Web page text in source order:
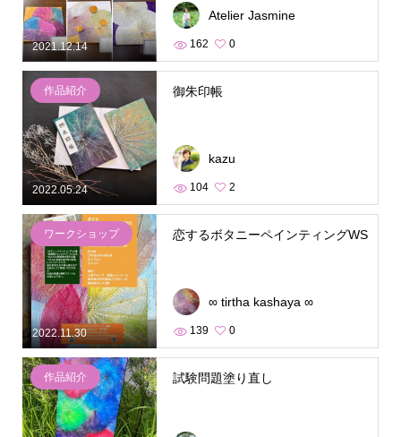
2021.12.14
Atelier Jasmine
162 0
作品紹介
2022.05.24
御朱印帳
kazu
104 2
ワークショップ
2022.11.30
恋するボタニーペインティングWS
∞ tirtha kashaya ∞
139 0
作品紹介 試験問題塗り直し